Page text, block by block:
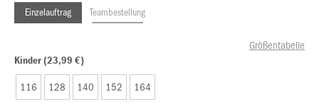
Einzelauftrag Teambestellung
Größentabelle
Kinder (23,99 €)
116 128 140 152 164